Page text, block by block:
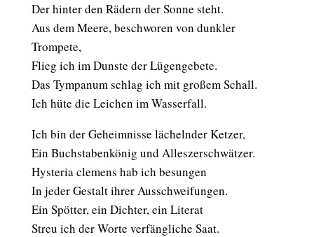
Der hinter den Rädern der Sonne steht.
Aus dem Meere, beschworen von dunkler
Trompete,
Flieg ich im Dunste der Lügengebete.
Das Tympanum schlag ich mit großem Schall.
Ich hüte die Leichen im Wasserfall.
Ich bin der Geheimnisse lächelnder Ketzer,
Ein Buchstabenkönig und Alleszerschwätzer.
Hysteria clemens hab ich besungen
In jeder Gestalt ihrer Ausschweifungen.
Ein Spötter, ein Dichter, ein Literat
Streu ich der Worte verfängliche Saat.